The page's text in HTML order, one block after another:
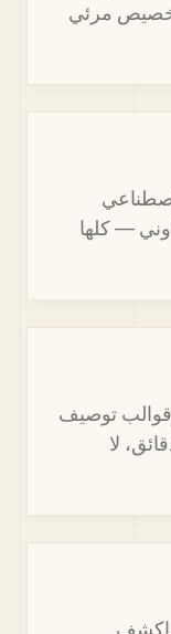
مرئي
— كلها
وقوالب توصيف
لا
اِكشف